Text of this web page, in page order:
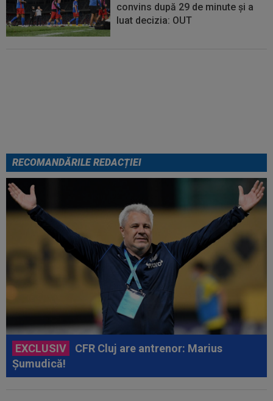
convins după 29 de minute și a
luat decizia: OUT
RECOMANDĂRILE REDACȚIEI
EXCLUSIV
CFR Cluj are antrenor: Marius
Șumudică!